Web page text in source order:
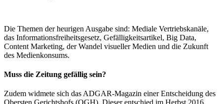
Die Themen der heurigen Ausgabe sind: Mediale Vertriebskanäle,
das Informationsfreiheitsgesetz, Gefälligkeitsartikel, Big Data,
Content Marketing, der Wandel visueller Medien und die Zukunft
des Medienkonsums.
Muss die Zeitung gefällig sein?
Zudem widmete sich das ADGAR-Magazin einer Entscheidung des